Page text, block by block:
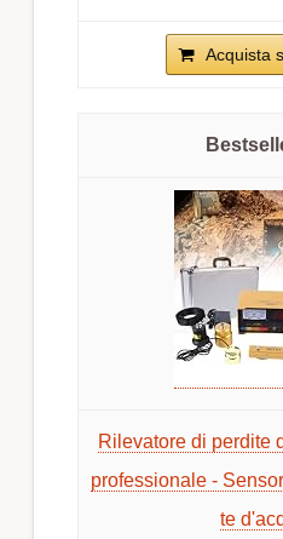
Acquista
Rilevatore di perdite
professionale -
te